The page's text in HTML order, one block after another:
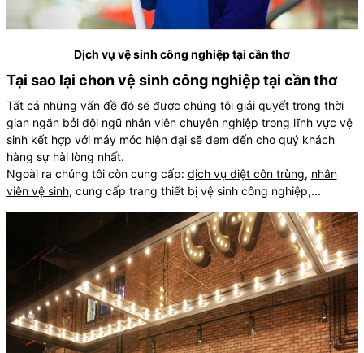
Dịch vụ vệ sinh công nghiệp tại cần thơ
Tại sao lại chon vệ sinh công nghiệp tại cần thơ
Tất cả những vấn đề đó sẽ được chúng tôi giải quyết trong thời
gian ngắn bởi đội ngũ nhân viên chuyên nghiệp trong lĩnh vực vệ
sinh kết hợp với máy móc hiện đại sẽ đem đến cho quý khách
hàng sự hài lòng nhất.
Ngoài ra chúng tôi còn cung cấp: dịch vụ diệt côn trùng, nhân
viên vệ sinh, cung cấp trang thiết bị vệ sinh công nghiệp,...